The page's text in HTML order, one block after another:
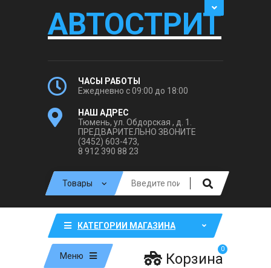
АВТОСТРИТ
ЧАСЫ РАБОТЫ
Ежедневно с 09:00 до 18:00
НАШ АДРЕС
Тюмень, ул. Обдорская , д. 1.
ПРЕДВАРИТЕЛЬНО ЗВОНИТЕ
(3452) 603-473,
8 912 390 88 23
КАТЕГОРИИ МАГАЗИНА
Меню Корзина
0